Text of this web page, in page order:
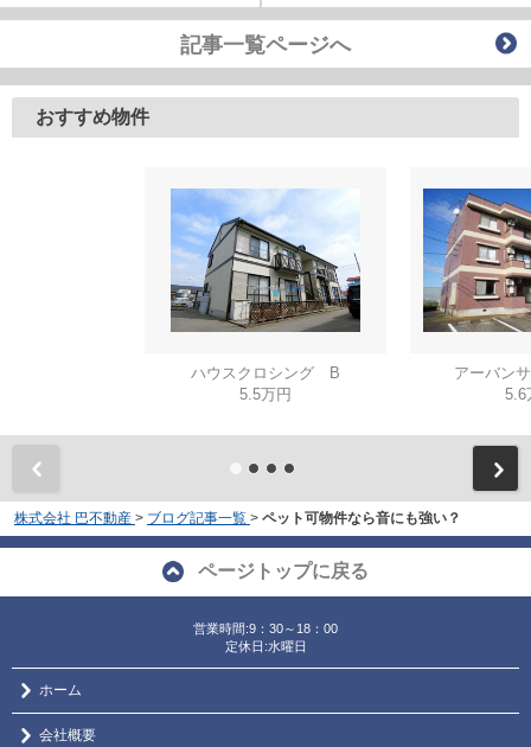
記事一覧ページへ
おすすめ物件
ハウスクロシング B
5.5万円
アーバン
5.6
株式会社 巴不動産 > ブログ記事一覧 > ペット可物件なら音にも強い？
ページトップに戻る
営業時間:9：30～18：00
定休日:水曜日
ホーム
会社概要